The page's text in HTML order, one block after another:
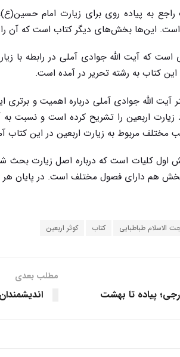
به پیاده روی برای زیارت امام
است. این‌ها بخش‌های دیگر کتاب است که آن را
است که آیت الله جوادی آملی در رابطه با
کتاب به رشته تحریر در آمده است.
آیت الله جوادی آملی درباره اهمیت و
اربعین را تشریح کرده است و نسبت به
مختلف مربوط به زیارت اربعین در این
کلیات است که درباره اصل زیارت بحث
بخش هم دارای فصول مختلف است. در پایان
الاسلام طباطبایی کتاب کوثر اربعین
پیاده تا بهشت
مطلب بعدی